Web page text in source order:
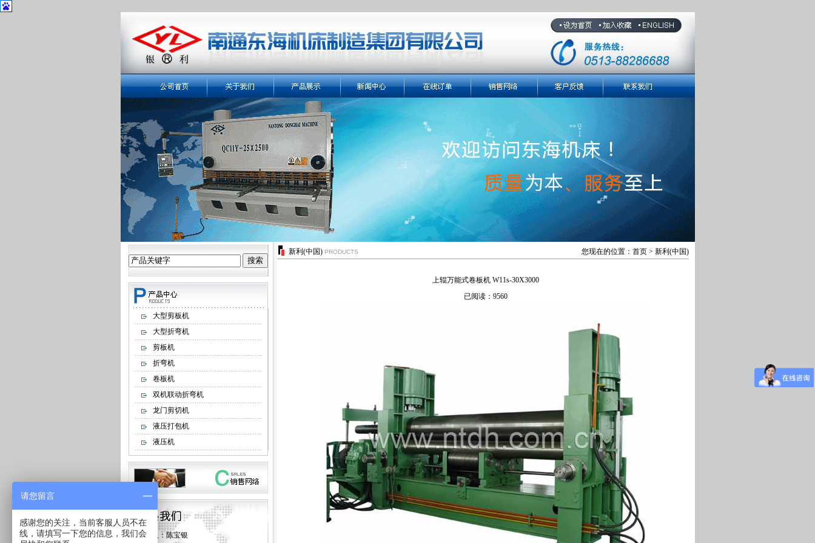
大型剪板机
大型折弯机
剪板机
折弯机
卷板机
双机联动折弯机
龙门剪切机
液压打包机
液压机
联系人：陈宝银
新利(中国) PRODUCTS 您现在的位置：首页 > 新利(中国)
上辊万能式卷板机 W11s-30X3000
已阅读：9560
请您留言
感谢您的关注，当前客服人员不在
线，请填写一下您的信息，我们会